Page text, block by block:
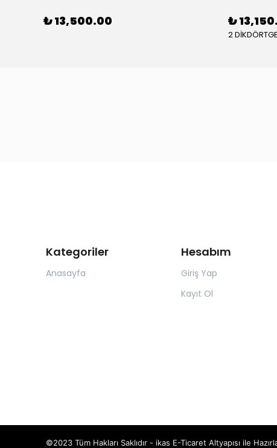
₺ 13,500.00 ₺
2
Kategoriler
Anasayfa
Hesabım
Giriş Yap
Kayıt Ol
©2023 Tüm Hakları Saklıdır - ikas E-Ticaret Altyapısı ile